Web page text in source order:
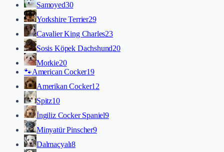
Samoyed30
Yorkshire Terrier29
Cavalier King Charles23
Sosis Köpek Dachshund20
Morkie20
🐾American Cocker19
Amerikan Cocker12
Spitz10
İngiliz Cocker Spaniel9
Minyatür Pinscher9
Dalmaçyalı8